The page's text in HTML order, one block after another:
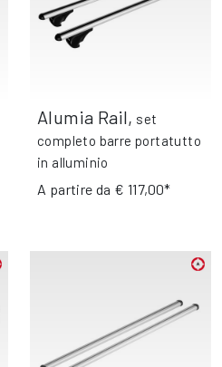
Alumia Rail, set
completo barre portatutto
in alluminio
A partire da € 117,00*